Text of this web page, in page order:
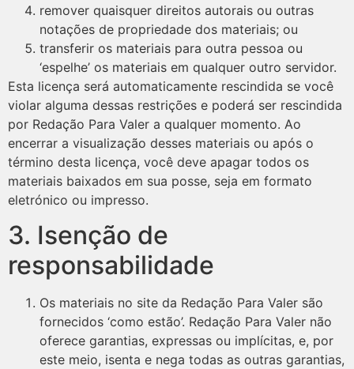
remover quaisquer direitos autorais ou outras
notações de propriedade dos materiais; ou
transferir os materiais para outra pessoa ou
‘espelhe’ os materiais em qualquer outro servidor.
Esta licença será automaticamente rescindida se você
violar alguma dessas restrições e poderá ser rescindida
por Redação Para Valer a qualquer momento. Ao
encerrar a visualização desses materiais ou após o
término desta licença, você deve apagar todos os
materiais baixados em sua posse, seja em formato
eletrónico ou impresso.
3. Isenção de
responsabilidade
Os materiais no site da Redação Para Valer são
fornecidos ‘como estão’. Redação Para Valer não
oferece garantias, expressas ou implícitas, e, por
este meio, isenta e nega todas as outras garantias,